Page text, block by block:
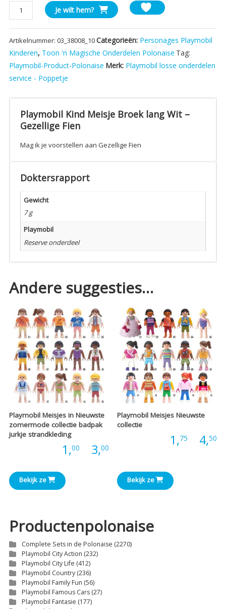
Playmobil
Kind
Meisje
Broek
lang
Wit
-
Fien
aantal
Je wilt hem?
Artikelnummer: 03_38008_10Categorieën: Personages Playmobil
Kinderen, Toon 'n Magische Onderdelen Polonaise Tag:
Playmobil-Product-Polonaise Merk: Playmobil losse onderdelen
service - Poppetje
Playmobil Kind Meisje Broek lang Wit –
Gezellige Fien
Mag ik je voorstellen aan Gezellige Fien
Doktersrapport
Gewicht
7 g
Playmobil
Reserve onderdeel
Andere suggesties…
Playmobil Meisjes in Nieuwste
zomermode collectie badpak
jurkje strandkleding
1,00 3,00Prijsklasse:
€1,00
tot
Bekijk ze
Playmobil Meisjes Nieuwste
collectie
1,75 4,50
Bekijk ze
Productenpolonaise
Complete Sets in de Polonaise (2270)
Playmobil City Action (232)
Playmobil City Life (412)
Playmobil Country (236)
Playmobil Family Fun (56)
Playmobil Famous Cars (27)
Playmobil Fantasie (177)